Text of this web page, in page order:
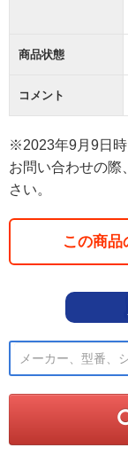
商品状態
コメント
※2023年9月9日時
お問い合わせの際
さい。
この商品